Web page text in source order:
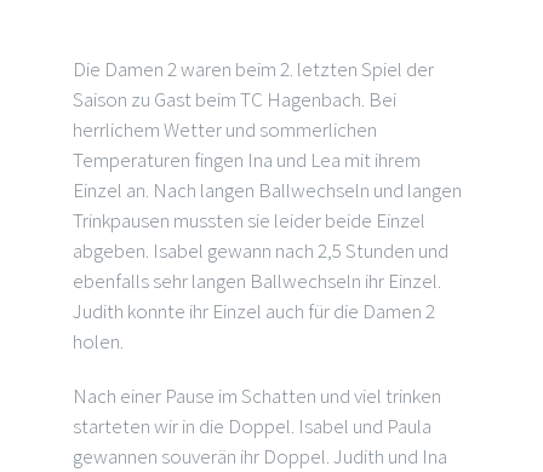
Die Damen 2 waren beim 2. letzten Spiel der
Saison zu Gast beim TC Hagenbach. Bei
herrlichem Wetter und sommerlichen
Temperaturen fingen Ina und Lea mit ihrem
Einzel an. Nach langen Ballwechseln und langen
Trinkpausen mussten sie leider beide Einzel
abgeben. Isabel gewann nach 2,5 Stunden und
ebenfalls sehr langen Ballwechseln ihr Einzel.
Judith konnte ihr Einzel auch für die Damen 2
holen.
Nach einer Pause im Schatten und viel trinken
starteten wir in die Doppel. Isabel und Paula
gewannen souverän ihr Doppel. Judith und Ina